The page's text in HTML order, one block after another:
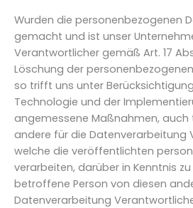
Wurden die personenbezogenen
gemacht und ist unser
Verantwortlicher gemäß Art. 17
Löschung der
so trifft uns unter
Technologie und der
angemessene Maßnahmen, auch
andere für die Datenverarbeitung
welche die veröffentlichten
verarbeiten, darüber in Kenntnis
betroffene Person von diesen
Datenverarbeitung